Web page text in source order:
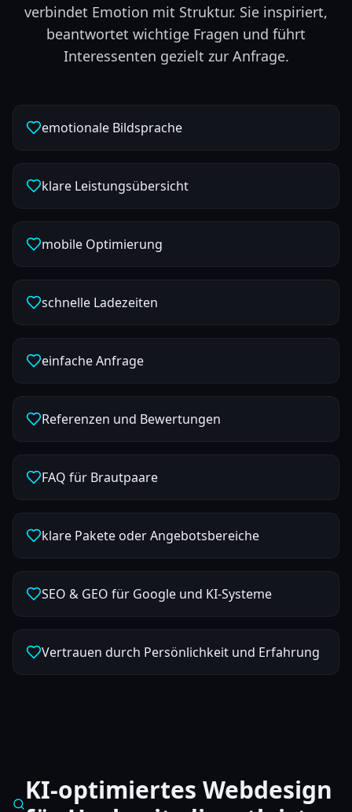
verbindet Emotion mit Struktur. Sie inspiriert,
beantwortet wichtige Fragen und führt
Interessenten gezielt zur Anfrage.
emotionale Bildsprache
klare Leistungsübersicht
mobile Optimierung
schnelle Ladezeiten
einfache Anfrage
Referenzen und Bewertungen
FAQ für Brautpaare
klare Pakete oder Angebotsbereiche
SEO & GEO für Google und KI-Systeme
Vertrauen durch Persönlichkeit und Erfahrung
KI-optimiertes Webdesign